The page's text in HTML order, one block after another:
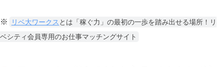
※ リベ大ワークス とは「稼ぐ力」の最初の一歩を踏み出せる場所！リ
ベシティ会員専用のお仕事マッチングサイト